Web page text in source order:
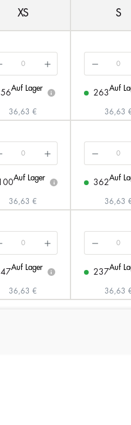
XS S
56
Auf Lager
i
36,63 €
263
Auf
36,63
100
Auf Lager
i
36,63 €
362
Auf
36,63
47
Auf Lager
i
36,63 €
237
Auf
36,63